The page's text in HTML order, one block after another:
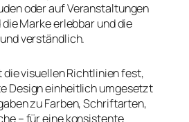
oder auf Veranstaltungen
Marke erlebbar und die
verständlich.
die visuellen Richtlinien fest,
Design einheitlich umgesetzt
zu Farben, Schriftarten,
– für eine konsistente